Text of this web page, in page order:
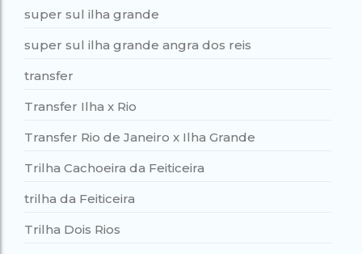
super sul ilha grande
super sul ilha grande angra dos reis
transfer
Transfer Ilha x Rio
Transfer Rio de Janeiro x Ilha Grande
Trilha Cachoeira da Feiticeira
trilha da Feiticeira
Trilha Dois Rios